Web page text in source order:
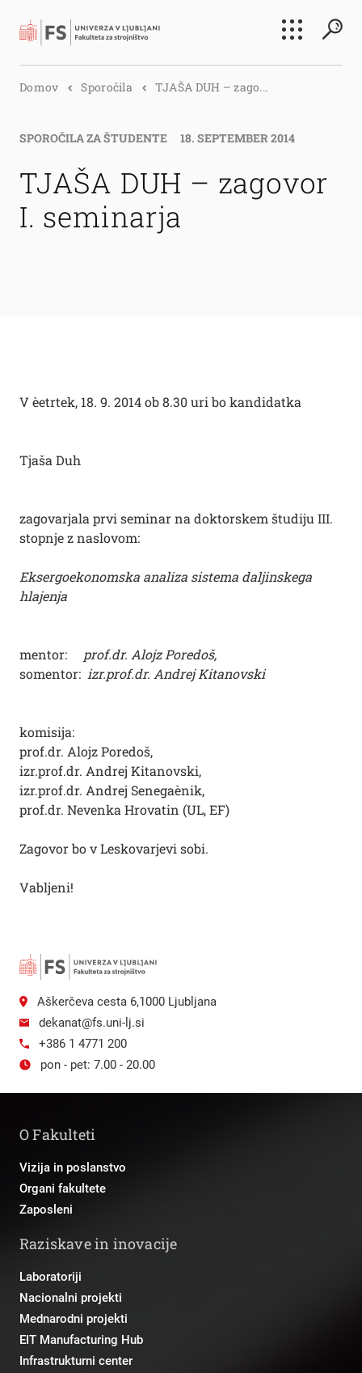
Išči
Domov Sporočila TJAŠA DUH – zago...
SPOROČILA ZA ŠTUDENTE 18. SEPTEMBER 2014
TJAŠA DUH – zagovor
I. seminarja
V èetrtek, 18. 9. 2014 ob 8.30 uri bo kandidatka
Tjaša Duh
zagovarjala prvi seminar na doktorskem študiju III.
stopnje z naslovom:
Eksergoekonomska analiza sistema daljinskega
hlajenja
mentor: prof.dr. Alojz Poredoš,
somentor: izr.prof.dr. Andrej Kitanovski
komisija:
prof.dr. Alojz Poredoš,
izr.prof.dr. Andrej Kitanovski,
izr.prof.dr. Andrej Senegaènik,
prof.dr. Nevenka Hrovatin (UL, EF)
Zagovor bo v Leskovarjevi sobi.
Vabljeni!
Aškerčeva cesta 6,1000 Ljubljana
dekanat@fs.uni-lj.si
+386 1 4771 200
pon - pet: 7.00 - 20.00
O Fakulteti
Vizija in poslanstvo
Organi fakultete
Zaposleni
Raziskave in inovacije
Laboratoriji
Nacionalni projekti
Mednarodni projekti
EIT Manufacturing Hub
Infrastrukturni center